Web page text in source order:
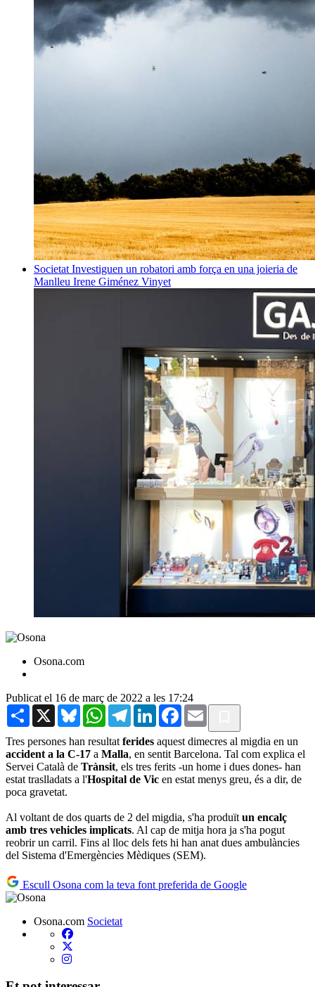
Societat Investiguen un robatori amb força en una joieria de
Manlleu Irene Giménez Vinyet
Osona.com
Publicat el 16 de març de 2022 a les 17:24
Share X BlueskyWhatsAppTelegramLinkedInFacebook
Email
Tres persones han resultat ferides aquest dimecres al migdia en un
accident a la C-17 a Malla, en sentit Barcelona. Tal com explica el
Servei Català de Trànsit, els tres ferits -un home i dues dones- han
estat traslladats a l'Hospital de Vic en estat menys greu, és a dir, de
poca gravetat.
Al voltant de dos quarts de 2 del migdia, s'ha produït un encalç
amb tres vehicles implicats. Al cap de mitja hora ja s'ha pogut
reobrir un carril. Fins al lloc dels fets hi han anat dues ambulàncies
del Sistema d'Emergències Mèdiques (SEM).
Escull Osona com la teva font preferida de Google
Osona.com Societat